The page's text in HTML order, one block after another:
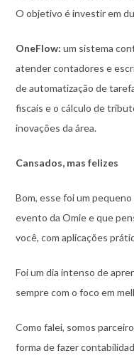
O objetivo é investir em
OneFlow: um sistema
atender contadores e
de automatização de
fiscais e o cálculo de
inovações da área.
Cansados, mas felizes
Bom, esse foi um
evento da Omie e que
você, com aplicações
Foi um dia intenso de
sempre com o foco em
Como falei, somos
forma de fazer